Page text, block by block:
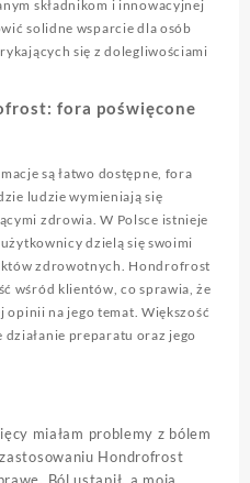
składnikom i innowacyjnej
solidne wsparcie dla osób
się z dolegliwościami
fora poświęcone
są łatwo dostępne, fora
ludzie wymieniają się
zdrowia. W Polsce istnieje
dzielą się swoimi
zdrowotnych. Hondrofrost
wśród klientów, co sprawia, że
opinii na jego temat. Większość
preparatu oraz jego
miałam problemy z bólem
Hondrofrost